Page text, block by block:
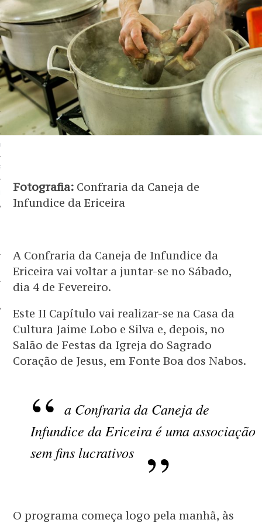
SERVIÇOS
Fotografia: Confraria da Caneja de
Infundice da Ericeira
A Confraria da Caneja de Infundice da
Ericeira vai voltar a juntar-se no Sábado,
dia 4 de Fevereiro.
Este II Capítulo vai realizar-se na Casa da
Cultura Jaime Lobo e Silva e, depois, no
Salão de Festas da Igreja do Sagrado
Coração de Jesus, em Fonte Boa dos Nabos.
a Confraria da Caneja de
Infundice da Ericeira é uma associação
sem fins lucrativos
O programa começa logo pela manhã, às